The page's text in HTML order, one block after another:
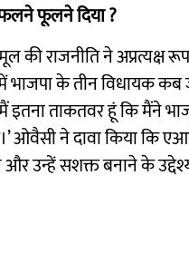
फूलने दिया ?
की राजनीति ने
भाजपा के तीन विधायक
मैं इतना ताकतवर हूं कि मैंने
ओवैसी ने दावा किया
उन्हें सशक्त बनाने के